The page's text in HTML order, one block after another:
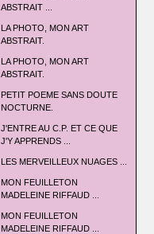
ABSTRAIT ...
LA PHOTO, MON ART
ABSTRAIT.
LA PHOTO, MON ART
ABSTRAIT.
PETIT POEME SANS DOUTE
NOCTURNE.
J'ENTRE AU C.P. ET CE QUE
J'Y APPRENDS ...
LES MERVEILLEUX NUAGES ...
MON FEUILLETON
MADELEINE RIFFAUD ...
MON FEUILLETON
MADELEINE RIFFAUD ...